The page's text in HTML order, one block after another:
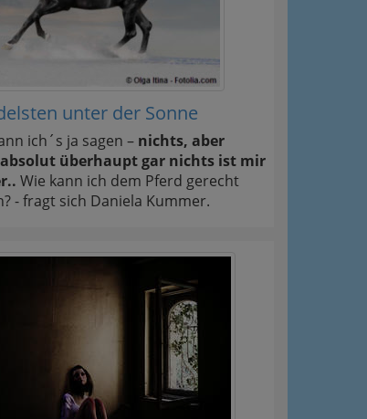
unter der Sonne
ich´s ja sagen – nichts, aber
überhaupt gar nichts ist mir
Wie kann ich dem Pferd gerecht
- fragt sich Daniela Kummer.